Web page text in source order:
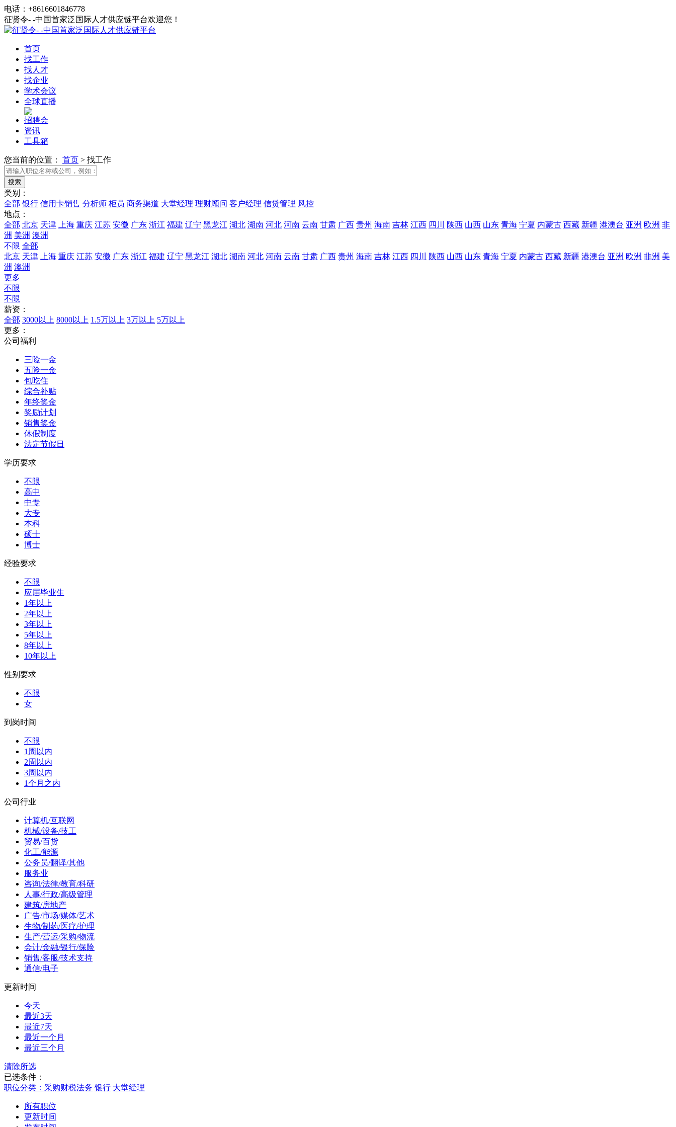
电话：+8616601846778
征贤令- -中国首家泛国际人才供应链平台欢迎您！
首页
找工作
找人才
找企业
学术会议
全球直播
招聘会
资讯
工具箱
您当前的位置： 首页 > 找工作
类别：
全部 银行 信用卡销售 分析师 柜员 商务渠道 大堂经理 理财顾问 客户经理 信贷管理 风控
地点：
全部 北京 天津 上海 重庆 江苏 安徽 广东 浙江 福建 辽宁 黑龙江 湖北 湖南 河北 河南 云南 甘肃 广西 贵州 海南 吉林 江西 四川 陕西 山西 山东 青海 宁夏 内蒙古 西藏 新疆 港澳台 亚洲 欧洲 非
洲 美洲 澳洲
不限 全部
北京 天津 上海 重庆 江苏 安徽 广东 浙江 福建 辽宁 黑龙江 湖北 湖南 河北 河南 云南 甘肃 广西 贵州 海南 吉林 江西 四川 陕西 山西 山东 青海 宁夏 内蒙古 西藏 新疆 港澳台 亚洲 欧洲 非洲 美
洲 澳洲
更多
不限
不限
薪资：
全部 3000以上 8000以上 1.5万以上 3万以上 5万以上
更多：
公司福利
三险一金
五险一金
包吃住
综合补贴
年终奖金
奖励计划
销售奖金
休假制度
法定节假日
学历要求
不限
高中
中专
大专
本科
硕士
博士
经验要求
不限
应届毕业生
1年以上
2年以上
3年以上
5年以上
8年以上
10年以上
性别要求
不限
女
到岗时间
不限
1周以内
2周以内
3周以内
1个月之内
公司行业
计算机/互联网
机械/设备/技工
贸易/百货
化工/能源
公务员/翻译/其他
服务业
咨询/法律/教育/科研
人事/行政/高级管理
建筑/房地产
广告/市场/媒体/艺术
生物/制药/医疗/护理
生产/营运/采购/物流
会计/金融/银行/保险
销售/客服/技术支持
通信/电子
更新时间
今天
最近3天
最近7天
最近一个月
最近三个月
清除所选
已选条件：
职位分类：采购财税法务 银行 大堂经理
所有职位
更新时间